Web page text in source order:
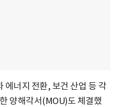
에너지 전환, 보건 산업 등 각
양해각서(MOU)도 체결했